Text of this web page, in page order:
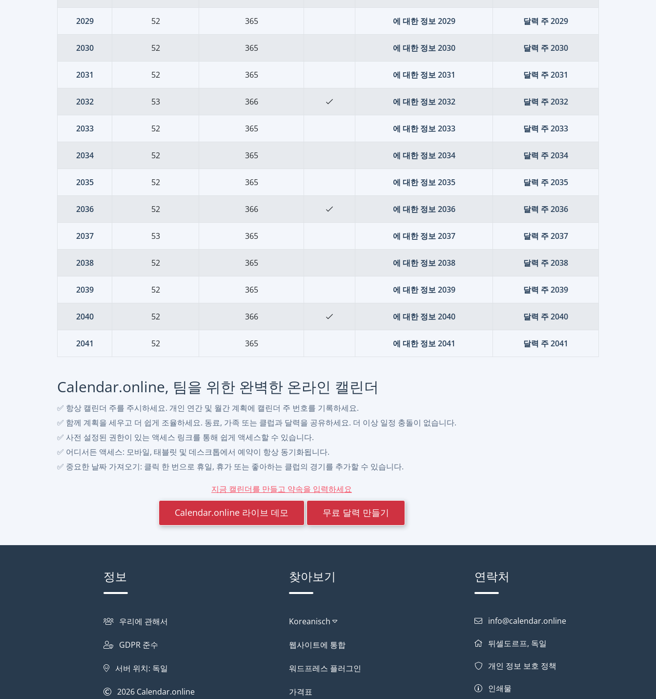
2029 52 365 에 대한 정보 2029 달력 주 2029
2030 52 365 에 대한 정보 2030 달력 주 2030
2031 52 365 에 대한 정보 2031 달력 주 2031
2032 53 366 에 대한 정보 2032 달력 주 2032
2033 52 365 에 대한 정보 2033 달력 주 2033
2034 52 365 에 대한 정보 2034 달력 주 2034
2035 52 365 에 대한 정보 2035 달력 주 2035
2036 52 366 에 대한 정보 2036 달력 주 2036
2037 53 365 에 대한 정보 2037 달력 주 2037
2038 52 365 에 대한 정보 2038 달력 주 2038
2039 52 365 에 대한 정보 2039 달력 주 2039
2040 52 366 에 대한 정보 2040 달력 주 2040
2041 52 365 에 대한 정보 2041 달력 주 2041
Calendar.online, 팀을 위한 완벽한 온라인 캘린더
✅ 항상 캘린더 주를 주시하세요. 개인 연간 및 월간 계획에 캘린더 주 번호를 기록하세요.
✅ 함께 계획을 세우고 더 쉽게 조율하세요. 동료, 가족 또는 클럽과 달력을 공유하세요. 더 이상 일정 충돌이 없습니다.
✅ 사전 설정된 권한이 있는 액세스 링크를 통해 쉽게 액세스할 수 있습니다.
✅ 어디서든 액세스: 모바일, 태블릿 및 데스크톱에서 예약이 항상 동기화됩니다.
✅ 중요한 날짜 가져오기: 클릭 한 번으로 휴일, 휴가 또는 좋아하는 클럽의 경기를 추가할 수 있습니다.
지금 캘린더를 만들고 약속을 입력하세요
Calendar.online 라이브 데모 무료 달력 만들기
정보
우리에 관해서
GDPR 준수
서버 위치: 독일
2026 Calendar.online
찾아보기
Koreanisch
웹사이트에 통합
워드프레스 플러그인
가격표
연락처
info@calendar.online
뒤셀도르프, 독일
개인 정보 보호 정책
인쇄물